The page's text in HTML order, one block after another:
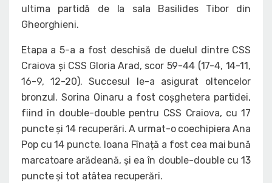
ultima partidă de la sala Basilides Tibor din
Gheorghieni.
Etapa a 5-a a fost deschisă de duelul dintre CSS
Craiova și CSS Gloria Arad, scor 59-44 (17-4, 14-11,
16-9, 12-20). Succesul le-a asigurat oltencelor
bronzul. Sorina Oinaru a fost coșghetera partidei,
fiind în double-double pentru CSS Craiova, cu 17
puncte și 14 recuperări. A urmat-o coechipiera Ana
Pop cu 14 puncte. Ioana Fînață a fost cea mai bună
marcatoare arădeană, și ea în double-double cu 13
puncte și tot atâtea recuperări.